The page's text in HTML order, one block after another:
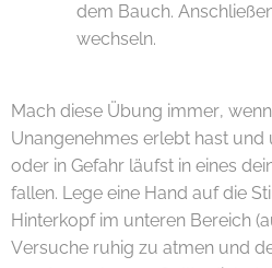
dem Bauch.
wechseln.
Mach diese Übung immer,
Unangenehmes erlebt hast
oder in Gefahr läufst in eines
fallen. Lege eine Hand auf die
Hinterkopf im unteren Bereich
Versuche ruhig zu atmen und